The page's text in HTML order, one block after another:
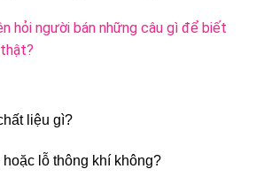
hỏi người bán những câu gì để biết
liệu gì?
lỗ thông khí không?